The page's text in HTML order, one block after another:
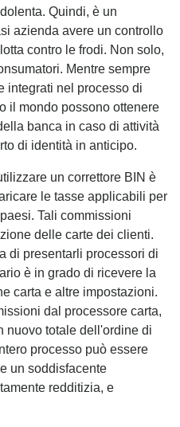
Quindi, è un
azienda avere un controllo
contro le frodi. Non solo,
Mentre sempre
integrati nel processo di
il mondo possono ottenere
banca in caso di attività
di identità in anticipo.
un correttore BIN è
le tasse applicabili per
Tali commissioni
delle carte dei clienti.
di presentarli processori di
è in grado di ricevere la
carta e altre impostazioni.
dal processore carta,
nuovo totale dell'ordine di
processo può essere
un soddisfacente
redditizia, e